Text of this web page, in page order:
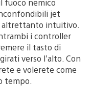
fuoco nemico
jet
altrettanto intuitivo.
i controller
il tasto di
verso l’alto. Con
e volerete come
tempo.